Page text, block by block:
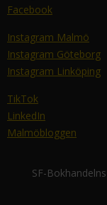
Facebook
Instagram Malmö
Instagram Göteborg
Instagram Linköping
TikTok
LinkedIn
Malmöbloggen
SF-